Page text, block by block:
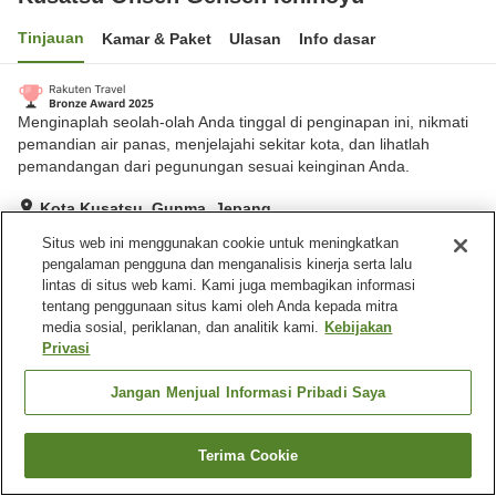
Tinjauan Kamar & Paket Ulasan Info dasar
Menginaplah seolah-olah Anda tinggal di penginapan ini, nikmati
pemandian air panas, menjelajahi sekitar kota, dan lihatlah
pemandangan dari pegunungan sesuai keinginan Anda.
Kota Kusatsu, Gunma, Jepang
Hebat Ulasan:451
Fasilitas properti
Laundry berbayar
Pemandian besar
Kusatsu Onsen Gensen IchinoyuCari kamar
Situs web ini menggunakan cookie untuk meningkatkan
pengalaman pengguna dan menganalisis kinerja serta lalu
lintas di situs web kami. Kami juga membagikan informasi
tentang penggunaan situs kami oleh Anda kepada mitra
media sosial, periklanan, dan analitik kami. Kebijakan
Privasi
Jangan Menjual Informasi Pribadi Saya
Terima Cookie